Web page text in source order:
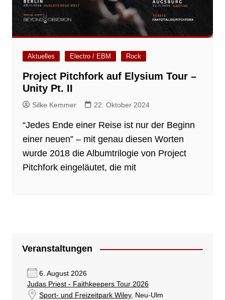
Aktuelles Electro / EBM Rock
Project Pitchfork auf Elysium Tour –
Unity Pt. II
Silke Kemmer 22. Oktober 2024
“Jedes Ende einer Reise ist nur der Beginn
einer neuen” – mit genau diesen Worten
wurde 2018 die Albumtrilogie von Project
Pitchfork eingeläutet, die mit
Veranstaltungen
6. August 2026
Judas Priest - Faithkeepers Tour 2026
Sport- und Freizeitpark Wiley, Neu-Ulm